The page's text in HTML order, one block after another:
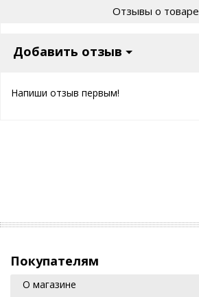
Отзывы о товаре
Добавить отзыв
Напиши отзыв первым!
Покупателям
О магазине